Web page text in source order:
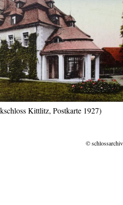
Kittlitz, Postkarte 1927)
©